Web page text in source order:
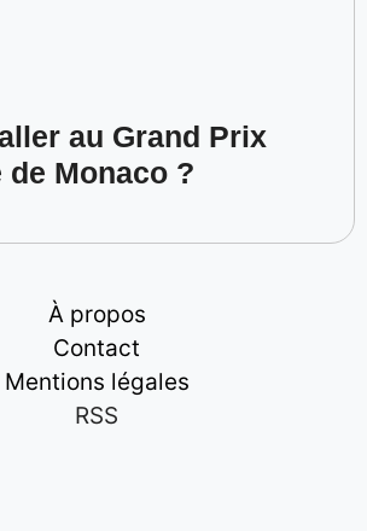
au Grand Prix
Monaco ?
À propos
Contact
Mentions légales
RSS